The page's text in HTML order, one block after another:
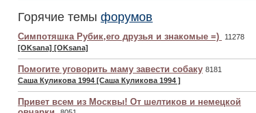
Горячие темыфорумов
Симпотяшка Рубик,его друзья и знакомые =)
11278
[OKsana] [OKsana]
Помогите уговорить маму завести собаку 8181
Саша Куликова 1994 [Саша Куликова 1994 ]
Привет всем из Москвы! От шелтиков и немецкой